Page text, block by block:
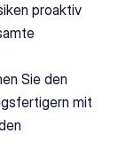
proaktiv
Sie den
mit